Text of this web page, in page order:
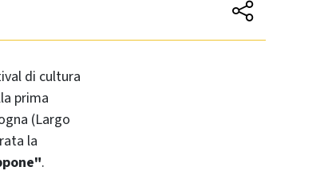
di cultura
prima
(Largo
la
.